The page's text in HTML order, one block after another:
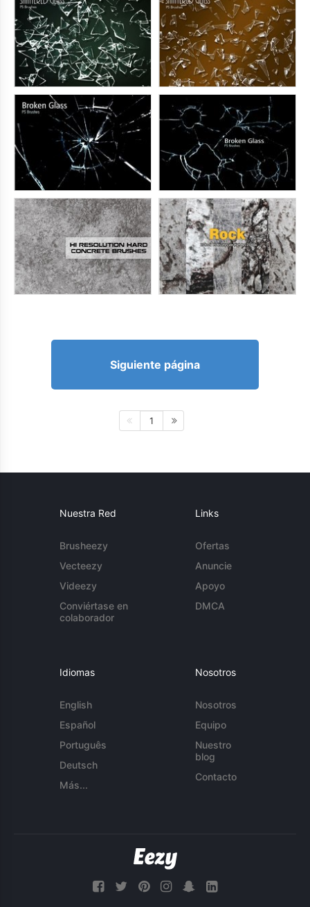
Siguiente página
1
Nuestra Red
Brusheezy
Vecteezy
Videezy
Conviértase en
colaborador
Links
Ofertas
Anuncie
Apoyo
DMCA
Idiomas
English
Español
Português
Deutsch
Más...
Nosotros
Nosotros
Equipo
Nuestro
blog
Contacto